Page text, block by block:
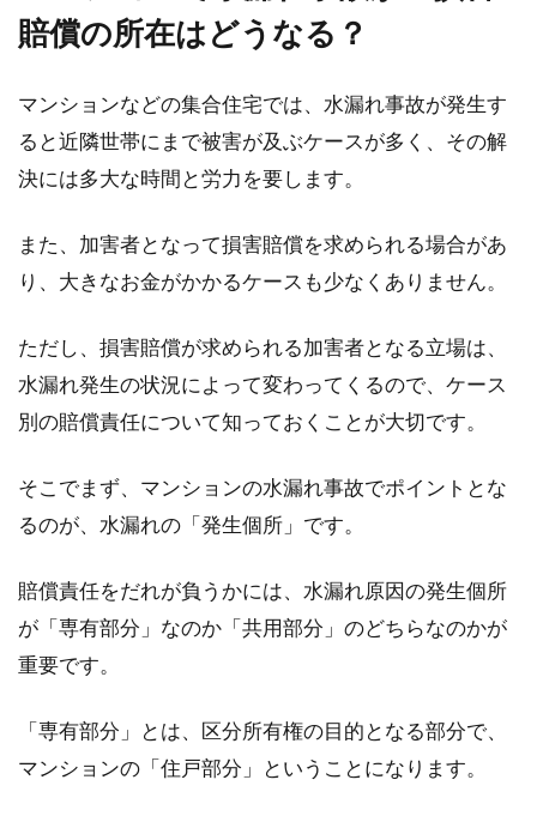
があります。生涯で一度の買い物とも言われる
住まいの...
憧れのマンション最上階！メリッ
ト・デメリットを検証！
マイホームの購入を考えている方の中には、マ
ンションの最上階に憧れを持っている方もいら
印象も様変わり！マンションの床を
分を変えたいということで床のリフォームを検
まったらどうなる！？
アパートの「賃貸契約書」はきちんと管理をし
賠償の所在はどうなる？
マンションなどの集合住宅では、水漏れ事故が発生す
ると近隣世帯にまで被害が及ぶケースが多く、その解
決には多大な時間と労力を要します。
また、加害者となって損害賠償を求められる場合があ
り、大きなお金がかかるケースも少なくありません。
ただし、損害賠償が求められる加害者となる立場は、
水漏れ発生の状況によって変わってくるので、ケース
別の賠償責任について知っておくことが大切です。
そこでまず、マンションの水漏れ事故でポイントとな
るのが、水漏れの「発生個所」です。
賠償責任をだれが負うかには、水漏れ原因の発生個所
が「専有部分」なのか「共用部分」のどちらなのかが
重要です。
「専有部分」とは、区分所有権の目的となる部分で、
マンションの「住戸部分」ということになります。